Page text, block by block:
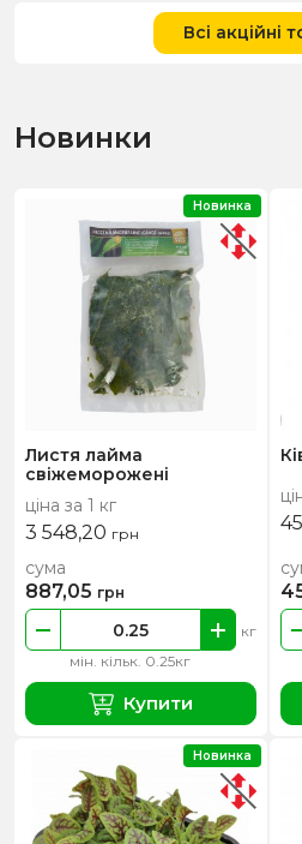
Всі акційні
Новинки
Листя лайма
свіжеморожені
ціна за 1 кг
3 548,20 грн
мін. кільк. 0.25кг
кг
сума
887,05 грн
Купити
Новинка
Новинка